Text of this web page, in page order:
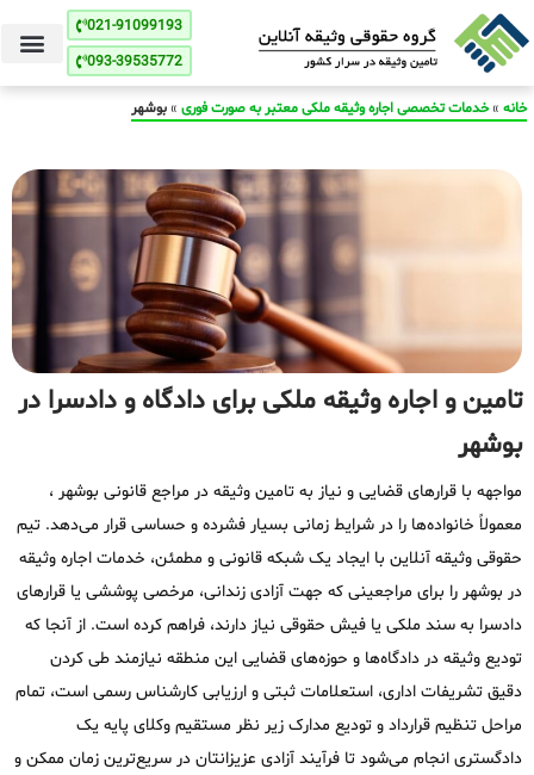
021-91099193
093-39535772
خانه »خدمات تخصصی اجاره وثیقه ملکی معتبر به صورت فوری »بوشهر
تامین و اجاره وثیقه ملکی برای دادگاه و دادسرا در
بوشهر
مواجهه با قرارهای قضایی و نیاز به تامین وثیقه در مراجع قانونی بوشهر ،
معمولاً خانواده‌ها را در شرایط زمانی بسیار فشرده و حساسی قرار می‌دهد. تیم
حقوقی وثیقه آنلاین با ایجاد یک شبکه قانونی و مطمئن، خدمات اجاره وثیقه
در بوشهر را برای مراجعینی که جهت آزادی زندانی، مرخصی پوششی یا قرارهای
دادسرا به سند ملکی یا فیش حقوقی نیاز دارند، فراهم کرده است. از آنجا که
تودیع وثیقه در دادگاه‌ها و حوزه‌های قضایی این منطقه نیازمند طی کردن
دقیق تشریفات اداری، استعلامات ثبتی و ارزیابی کارشناس رسمی است، تمام
مراحل تنظیم قرارداد و تودیع مدارک زیر نظر مستقیم وکلای پایه یک
دادگستری انجام می‌شود تا فرآیند آزادی عزیزانتان در سریع‌ترین زمان ممکن و